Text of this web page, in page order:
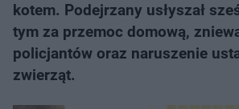
kotem. Podejrzany usłyszał
tym za przemoc domową,
policjantów oraz naruszenie
zwierząt.